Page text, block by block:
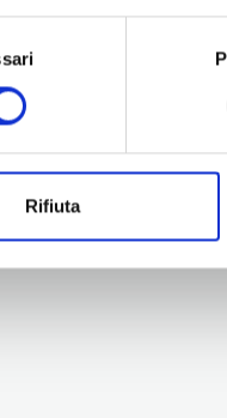
Rifiuta
e cosa
una
Per
Servizio
Ufficio
Turismo e